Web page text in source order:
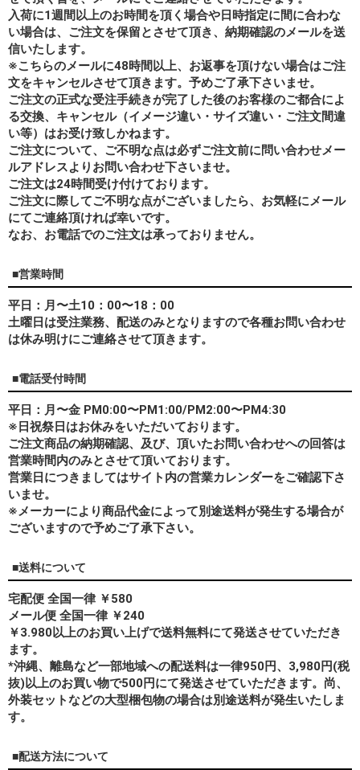
入荷に1週間以上のお時間を頂く場合や日時指定に間に合わな
い場合は、ご注文を保留とさせて頂き、納期確認のメールを送
信いたします。
※こちらのメールに48時間以上、お返事を頂けない場合はご注
文をキャンセルさせて頂きます。予めご了承下さいませ。
ご注文の正式な受注手続きが完了した後のお客様のご都合によ
る交換、キャンセル（イメージ違い・サイズ違い・ご注文間違
い等）はお受け致しかねます。
ご注文について、ご不明な点は必ずご注文前に問い合わせメー
ルアドレスよりお問い合わせ下さいませ。
ご注文は24時間受け付けております。
ご注文に際してご不明な点がございましたら、お気軽にメール
にてご連絡頂ければ幸いです。
なお、 お電話でのご注文は承っておりません。
■営業時間
平日：月〜土10：00〜18：00
土曜日は受注業務、配送のみとなりますので各種お問い合わせ
は休み明けにご連絡させて頂きます。
■電話受付時間
平日：月〜金 PM0:00〜PM1:00/PM2:00〜PM4:30
※日祝祭日はお休みをいただいております。
ご注文商品の納期確認、及び、頂いたお問い合わせへの回答は
営業時間内のみとさせて頂いております。
営業日につきましてはサイト内の営業カレンダーをご確認下さ
いませ。
※メーカーにより商品代金によって別途送料が発生する場合が
ございますので予めご了承下さい。
■送料について
宅配便 全国一律 ￥580
メール便 全国一律 ￥240
￥3.980以上のお買い上げで送料無料にて発送させていただき
ます。
*沖縄、離島など一部地域への配送料は一律950円、3,980円(税
抜)以上のお買い物で500円にて発送させていただきます。尚、
外装セットなどの大型梱包物の場合は別途送料が発生いたしま
す。
■配送方法について